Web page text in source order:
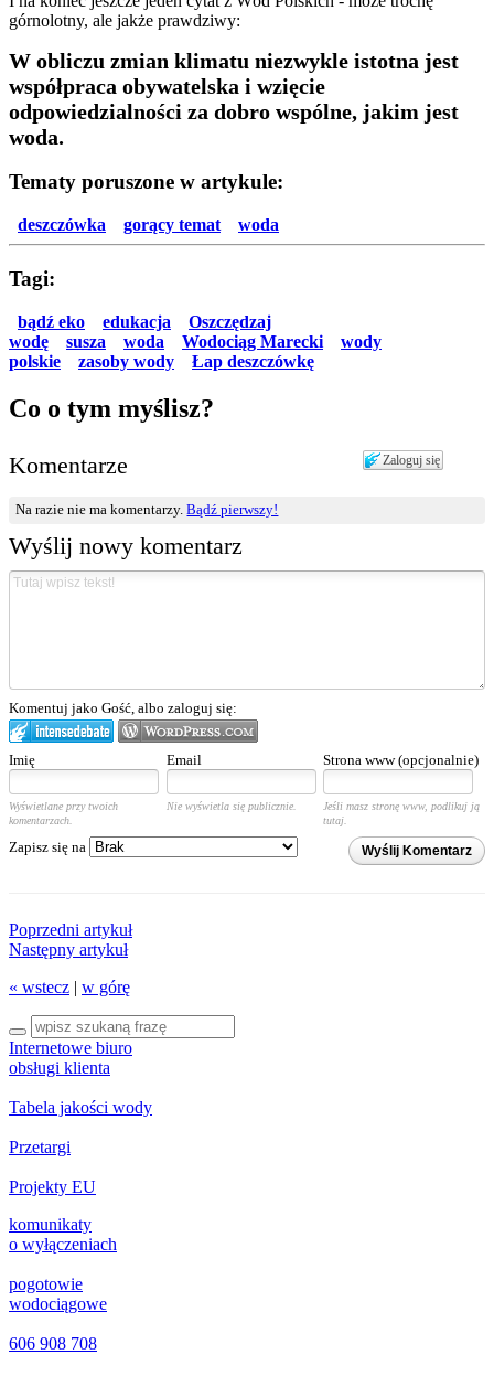
górnolotny, ale jakże prawdziwy:
W obliczu zmian klimatu niezwykle istotna jest
współpraca obywatelska i wzięcie
odpowiedzialności za dobro wspólne, jakim jest
woda.
Tematy poruszone w artykule:
deszczówka gorący temat woda
Tagi:
bądź eko edukacja
Oszczędzaj
wodę
susza woda Wodociąg Marecki
wody
polskie
zasoby wody Łap deszczówkę
Co o tym myślisz?
Zaloguj się
Komentarze
Na razie nie ma komentarzy.Bądź pierwszy!
Wyślij nowy komentarz
Komentuj jako Gość, albo zaloguj się:
Imię Email Strona www (opcjonalnie)
Wyświetlane przy twoich
komentarzach.
Nie wyświetla się publicznie.
Jeśli masz stronę www, podlikuj ją
tutaj.
Wyślij Komentarz
Zapisz się na
Poprzedni artykuł
Następny artykuł
« wstecz | w górę
Internetowe biuro
obsługi klienta
Tabela jakości wody
Przetargi
Projekty EU
komunikaty
o wyłączeniach
pogotowie
wodociągowe
606 908 708